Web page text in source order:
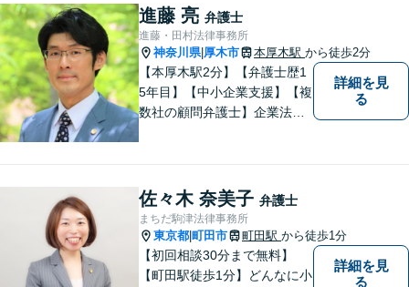
う、全力でサポートします。
進藤 亮 弁護士
進藤・田村法律事務所
神奈川県| 厚木市 本厚木駅 から徒歩2分
【本厚木駅2分】【弁護士歴1
5年目】【中小企業支援】【複
数社の顧問弁護士】企業法
般民事…交通事故｜労働｜不
動産｜相続｜借金問題
詳細を見
る
佐々木 奈美子 弁護士
まちだ駒津法律事務所
東京都 町田市 町田駅 から徒歩1分
【初回相談30分まで無料】
【町田駅徒歩1分】どんなに小
詳細を見
る